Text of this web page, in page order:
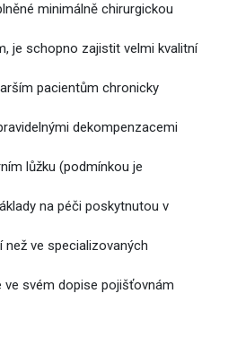
minimálně chirurgickou
je schopno zajistit velmi kvalitní
pacientům chronicky
dekompenzacemi
lůžku (podmínkou je
na péči poskytnutou v
ve specializovaných
ve svém dopise pojišťovnám